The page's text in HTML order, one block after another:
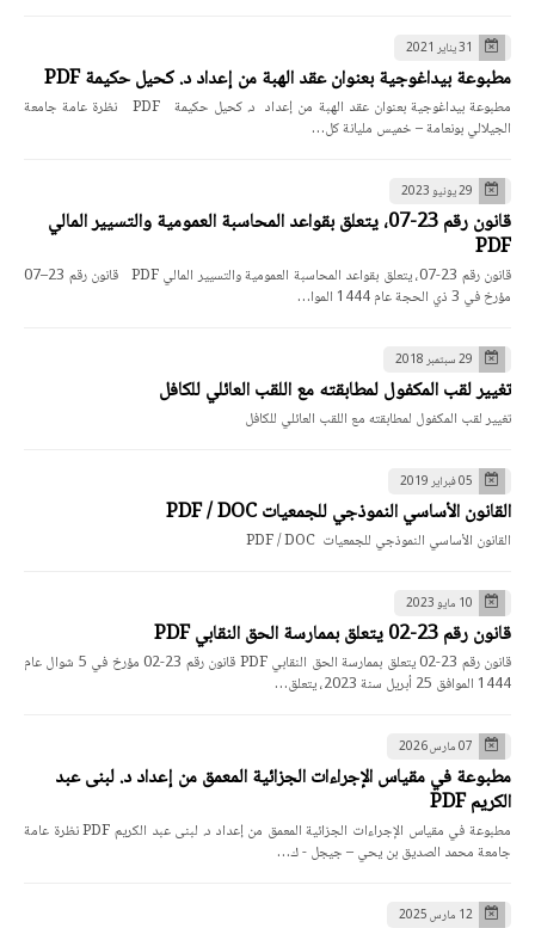
31 يناير 2021
مطبوعة بيداغوجية بعنوان عقد الهبة من إعداد د. كحيل حكيمة PDF
مطبوعة بيداغوجية بعنوان عقد الهبة من إعداد د. كحيل حكيمة PDF نظرة عامة جامعة
الجيلالي بونعامة – خميس مليانة كل…
29 يونيو 2023
قانون رقم 23-07، يتعلق بقواعد المحاسبة العمومية والتسيير المالي
PDF
قانون رقم 23-07، يتعلق بقواعد المحاسبة العمومية والتسيير المالي PDF قانون رقم 23–07
مؤرخ في 3 ذي الحجة عام 1444 الموا…
29 سبتمبر 2018
تغيير لقب المكفول لمطابقته مع اللقب العائلي للكافل
تغيير لقب المكفول لمطابقته مع اللقب العائلي للكافل
05 فبراير 2019
القانون الأساسي النموذجي للجمعيات PDF / DOC
القانون الأساسي النموذجي للجمعيات PDF / DOC
10 مايو 2023
قانون رقم 23-02 يتعلق بممارسة الحق النقابي PDF
قانون رقم 23-02 يتعلق بممارسة الحق النقابي PDF قانون رقم 23-02 مؤرخ في 5 شوال عام
1444 الموافق 25 أبريل سنة 2023، يتعلق…
07 مارس 2026
مطبوعة في مقياس الإجراءات الجزائية المعمق من إعداد د. لبنى عبد
الكريم PDF
مطبوعة في مقياس الإجراءات الجزائية المعمق من إعداد د. لبنى عبد الكريم PDF نظرة عامة
جامعة محمد الصديق بن يحي – جيجل - ك…
12 مارس 2025